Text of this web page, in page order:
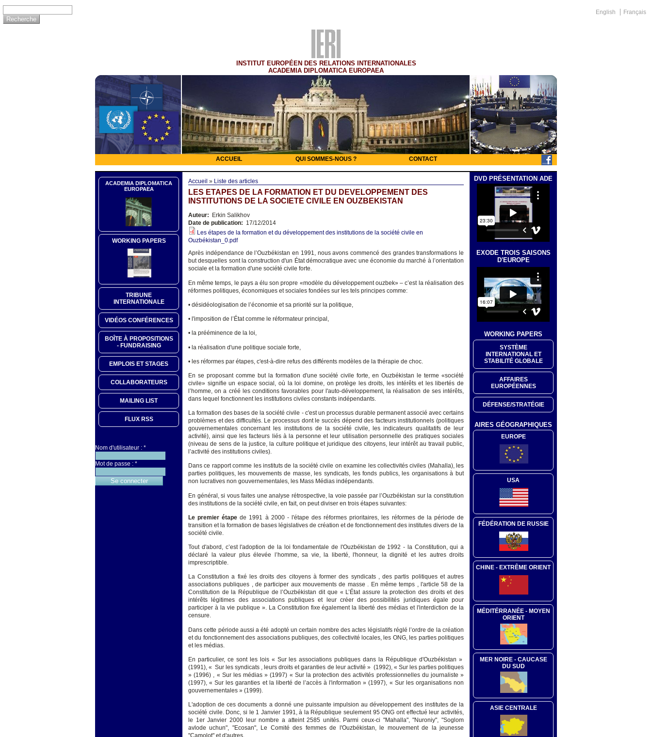
English Français
INSTITUT EUROPÉEN DES RELATIONS INTERNATIONALES
ACADEMIA DIPLOMATICA EUROPAEA
ACCUEIL QUI SOMMES-NOUS ? CONTACT
ACADEMIA DIPLOMATICA
EUROPAEA
WORKING PAPERS
TRIBUNE
INTERNATIONALE
VIDÉOS CONFÉRENCES
BOÎTE À PROPOSITIONS
- FUNDRAISING
EMPLOIS ET STAGES
COLLABORATEURS
MAILING LIST
FLUX RSS
Nom d'utilisateur : *
Mot de passe : *
Accueil » Liste des articles
LES ETAPES DE LA FORMATION ET DU DEVELOPPEMENT DES
INSTITUTIONS DE LA SOCIETE CIVILE EN OUZBEKISTAN
Auteur: Erkin Salikhov
Date de publication: 17/12/2014
Les étapes de la formation et du développement des institutions de la société civile en
Ouzbékistan_0.pdf
Après indépendance de l’Ouzbékistan en 1991, nous avons commencé des grandes transformations le
but desquelles sont la construction d'un État démocratique avec une économie du marché à l’orientation
sociale et la formation d'une société civile forte.
En même temps, le pays a élu son propre «modèle du développement ouzbek» – c’est la réalisation des
réformes politiques, économiques et sociales fondées sur les tels principes comme:
• désidéologisation de l’économie et sa priorité sur la politique,
• l'imposition de l’État comme le réformateur principal,
• la prééminence de la loi,
• la réalisation d'une politique sociale forte,
• les réformes par étapes, c'est-à-dire refus des différents modèles de la thérapie de choc.
En se proposant comme but la formation d'une société civile forte, en Ouzbékistan le terme «société
civile» signifie un espace social, où la loi domine, on protège les droits, les intérêts et les libertés de
l’homme, on a créé les conditions favorables pour l'auto-développement, la réalisation de ses intérêts,
dans lequel fonctionnent les institutions civiles constants indépendants.
La formation des bases de la société civile - c'est un processus durable permanent associé avec certains
problèmes et des difficultés. Le processus dont le succès dépend des facteurs institutionnels (politiques
gouvernementales concernant les institutions de la société civile, les indicateurs qualitatifs de leur
activité), ainsi que les facteurs liés à la personne et leur utilisation personnelle des pratiques sociales
(niveau de sens de la justice, la culture politique et juridique des citoyens, leur intérêt au travail public,
l’activité des institutions civiles).
Dans ce rapport comme les instituts de la société civile on examine les collectivités civiles (Mahalla), les
parties politiques, les mouvements de masse, les syndicats, les fonds publics, les organisations à but
non lucratives non gouvernementales, les Mass Médias indépendants.
En général, si vous faites une analyse rétrospective, la voie passée par l’Ouzbékistan sur la constitution
des institutions de la société civile, en fait, on peut diviser en trois étapes suivantes:
Le premier étape de 1991 à 2000 - l'étape des réformes prioritaires, les réformes de la période de
transition et la formation de bases législatives de création et de fonctionnement des institutes divers de la
société civile.
Tout d'abord, c’est l'adoption de la loi fondamentale de l'Ouzbékistan de 1992 - la Constitution, qui a
déclaré la valeur plus élevée l’homme, sa vie, la liberté, l'honneur, la dignité et les autres droits
imprescriptible.
La Constitution a fixé les droits des citoyens à former des syndicats , des partis politiques et autres
associations publiques , de participer aux mouvements de masse . En même temps , l'article 58 de la
Constitution de la République de l’Ouzbékistan dit que « L’État assure la protection des droits et des
intérêts légitimes des associations publiques et leur créer des possibilités juridiques égale pour
participer à la vie publique ». La Constitution fixe également la liberté des médias et l'interdiction de la
censure.
Dans cette période aussi a été adopté un certain nombre des actes législatifs réglé l’ordre de la création
et du fonctionnement des associations publiques, des collectivité locales, les ONG, les parties politiques
et les médias.
En particulier, ce sont les lois « Sur les associations publiques dans la République d'Ouzbékistan »
(1991), « Sur les syndicats , leurs droits et garanties de leur activité » (1992), « Sur les parties politiques
» (1996) , « Sur les médias » (1997) « Sur la protection des activités professionnelles du journaliste »
(1997), « Sur les garanties et la liberté de l’accès à l'information » (1997), « Sur les organisations non
gouvernementales » (1999).
L'adoption de ces documents a donné une puissante impulsion au développement des institutes de la
société civile. Donc, si le 1 Janvier 1991, à la République seulement 95 ONG ont effectué leur activités,
le 1er Janvier 2000 leur nombre a atteint 2585 unités. Parmi ceux-ci "Mahalla", "Nuroniy", "Soglom
avlode uchun", "Ecosan", Le Comité des femmes de l'Ouzbékistan, le mouvement de la jeunesse
"Camolot" et d'autres.
DVD PRÉSENTATION ADE
EXODE TROIS SAISONS
D'EUROPE
WORKING PAPERS
SYSTÈME
INTERNATIONAL ET
STABILITÉ GLOBALE
AFFAIRES
EUROPÉENNES
DÉFENSE/STRATÉGIE
AIRES GÉOGRAPHIQUES
EUROPE
USA
FÉDÉRATION DE RUSSIE
CHINE - EXTRÊME ORIENT
MÉDITÉRRANÉE - MOYEN
ORIENT
MER NOIRE - CAUCASE
DU SUD
ASIE CENTRALE